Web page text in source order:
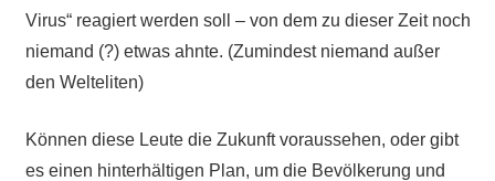
Virus“ reagiert werden soll – von dem zu dieser Zeit noch
niemand (?) etwas ahnte. (Zumindest niemand außer
den Welteliten)
Können diese Leute die Zukunft voraussehen, oder gibt
es einen hinterhältigen Plan, um die Bevölkerung und